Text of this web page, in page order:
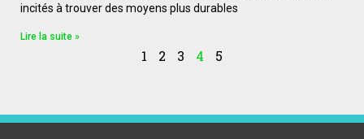
incités à trouver des moyens plus durables
Lire la suite »
1 2 3 4 5